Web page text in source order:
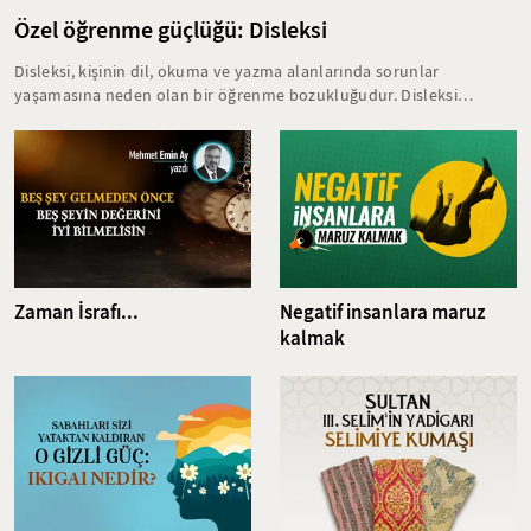
Özel öğrenme güçlüğü: Disleksi
Disleksi, kişinin dil, okuma ve yazma alanlarında sorunlar
yaşamasına neden olan bir öğrenme bozukluğudur. Disleksi
Bu öğrenme bozukluğunun erken yaşta teşhis edilmesi ve kişiye
özel doğru tedavi yöntemlerine başlanması akademik başarının
zarar görmesini büyük oranda engeller.
Zaman İsrafı...
Negatif insanlara maruz
kalmak